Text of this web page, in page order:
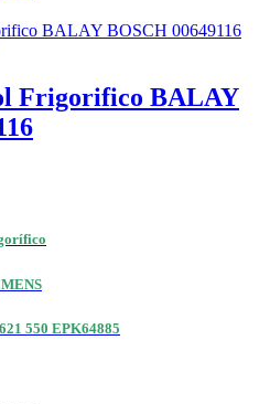
Frigorifico BALAY
550 EPK64885